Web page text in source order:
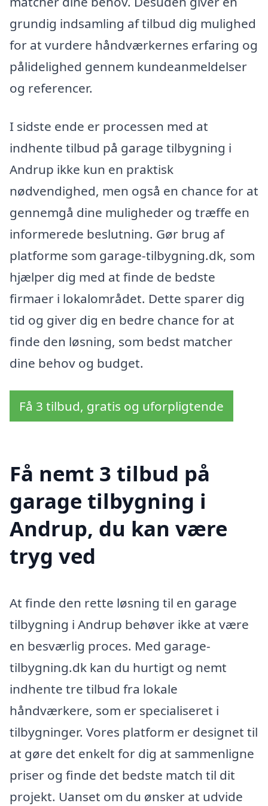
grundig indsamling af tilbud dig mulighed
for at vurdere håndværkernes erfaring og
pålidelighed gennem kundeanmeldelser
og referencer.
I sidste ende er processen med at
indhente tilbud på garage tilbygning i
Andrup ikke kun en praktisk
nødvendighed, men også en chance for at
gennemgå dine muligheder og træffe en
informerede beslutning. Gør brug af
platforme som garage-tilbygning.dk, som
hjælper dig med at finde de bedste
firmaer i lokalområdet. Dette sparer dig
tid og giver dig en bedre chance for at
finde den løsning, som bedst matcher
dine behov og budget.
Få 3 tilbud, gratis og uforpligtende
Få nemt 3 tilbud på
garage tilbygning i
Andrup, du kan være
tryg ved
At finde den rette løsning til en garage
tilbygning i Andrup behøver ikke at være
en besværlig proces. Med garage-
tilbygning.dk kan du hurtigt og nemt
indhente tre tilbud fra lokale
håndværkere, som er specialiseret i
tilbygninger. Vores platform er designet til
at gøre det enkelt for dig at sammenligne
priser og finde det bedste match til dit
projekt. Uanset om du ønsker at udvide